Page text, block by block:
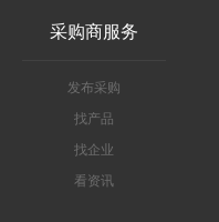
采购商服务
发布采购
找产品
找企业
看资讯